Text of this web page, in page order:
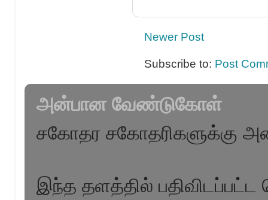
Newer Post
Subscribe to: Post
அன்பான வேண்டுகோள்
சகோதர சகோதரிகளுக்கு
இந்த தளத்தில் பதிவிடப்பட்ட